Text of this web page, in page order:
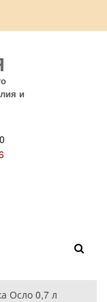
и
Осло 0,7 л